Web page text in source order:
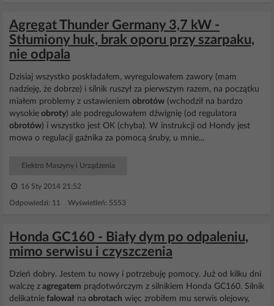
Agregat Thunder Germany 3,7 kW -
Stłumiony huk, brak oporu przy szarpaku,
nie odpala
Dzisiaj wszystko poskładałem, wyregulowałem zawory (mam
nadzieję, że dobrze) i silnik ruszył za pierwszym razem, na początku
miałem problemy z ustawieniem obrotów (wchodził na bardzo
wysokie obroty) ale podregulowałem dźwignię (od regulatora
obrotów) i wszystko jest OK (chyba). W instrukcji od Hondy jest
mowa o regulacji gaźnika za pomocą śruby, u mnie...
Elektro Maszyny i Urządzenia
16 Sty 2014 21:52
Odpowiedzi: 11 Wyświetleń: 5553
Honda GC160 - Biały dym po odpaleniu,
mimo serwisu i czyszczenia
Dzień dobry. Jestem tu nowy i potrzebuję pomocy. Już od kilku dni
walczę z agregatem prądotwórczym z silnikiem Honda GC160. Silnik
delikatnie falował na obrotach więc zrobiłem mu serwis olejowy,